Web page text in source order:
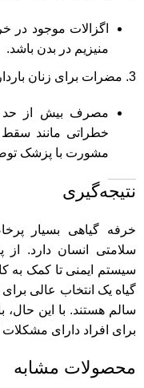
اگزالات موجود در
منیزیم در بدن باشد.
مضرات برای زنان باردار
مصرف بیش از حد
خطراتی مانند سقط
مشورت با پزشک
نتیجه‌گیری
خرفه گیاهی بسیار
سلامتی انسان دارد. از
سیستم ایمنی تا کمک به
گیاه یک انتخاب عالی
سالم هستند. با این
برای افراد دارای مشکلات
محصولات مشابه